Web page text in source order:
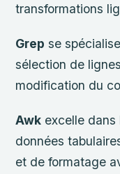
transformations
Grep se
sélection de
modification du
Awk excelle
données
et de formatage